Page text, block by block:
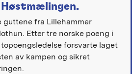
guttene fra Lillehammer
Etter tre norske poeng i
forsvarte laget
av kampen og sikret